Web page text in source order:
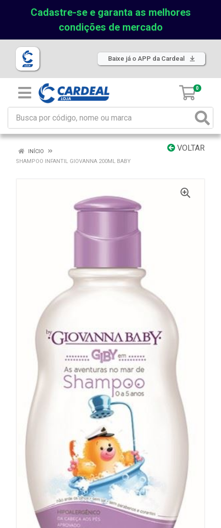
Cadastre-se e garanta as melhores
condições de mercado
Baixe já o APP da Cardeal
0
VOLTAR
INÍCIO
SHAMPOO INFANTIL GIOVANNA 200ML BABY